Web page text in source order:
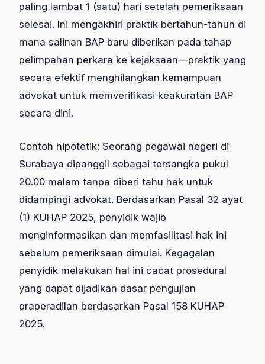
paling lambat 1 (satu) hari setelah pemeriksaan
selesai. Ini mengakhiri praktik bertahun-tahun di
mana salinan BAP baru diberikan pada tahap
pelimpahan perkara ke kejaksaan—praktik yang
secara efektif menghilangkan kemampuan
advokat untuk memverifikasi keakuratan BAP
secara dini.
Contoh hipotetik: Seorang pegawai negeri di
Surabaya dipanggil sebagai tersangka pukul
20.00 malam tanpa diberi tahu hak untuk
didampingi advokat. Berdasarkan Pasal 32 ayat
(1) KUHAP 2025, penyidik wajib
menginformasikan dan memfasilitasi hak ini
sebelum pemeriksaan dimulai. Kegagalan
penyidik melakukan hal ini cacat prosedural
yang dapat dijadikan dasar pengujian
praperadilan berdasarkan Pasal 158 KUHAP
2025.